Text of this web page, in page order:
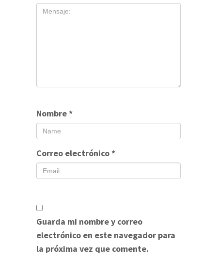
Nombre*
Correo electrónico*
Guarda mi nombre y correo
electrónico en este navegador para
la próxima vez que comente.